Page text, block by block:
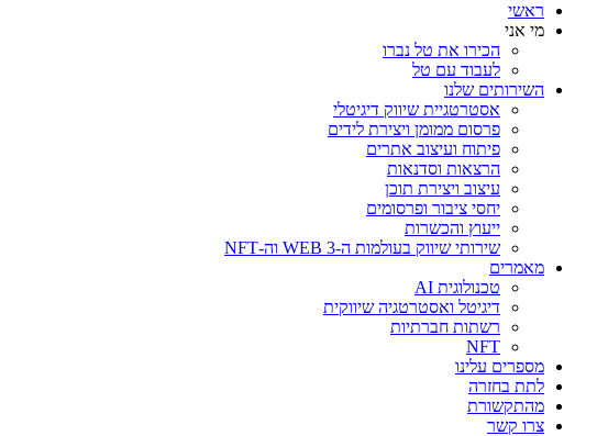
ראשי
מי אני
הכירו את טל נברו
לעבוד עם טל
השירותים שלנו
אסטרטגיית שיווק דיגיטלי
פרסום ממומן ויצירת לידים
פיתוח ועיצוב אתרים
הרצאות וסדנאות
עיצוב ויצירת תוכן
יחסי ציבור ופרסומים
ייעוץ והכשרות
שירותי שיווק בעולמות ה-WEB 3 וה-NFT
מאמרים
טכנולוגית AI
דיגיטל ואסטרטגיה שיווקית
רשתות חברתיות
NFT
מספרים עלינו
לתת בחזרה
מהתקשורת
צרו קשר